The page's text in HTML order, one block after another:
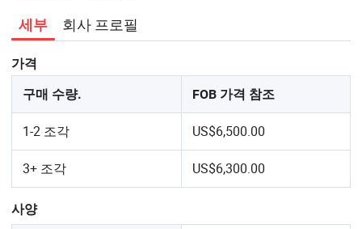
세부 회사 프로필
가격
구매 수량. FOB 가격 참조
1-2 조각 US$6,500.00
3+ 조각 US$6,300.00
사양